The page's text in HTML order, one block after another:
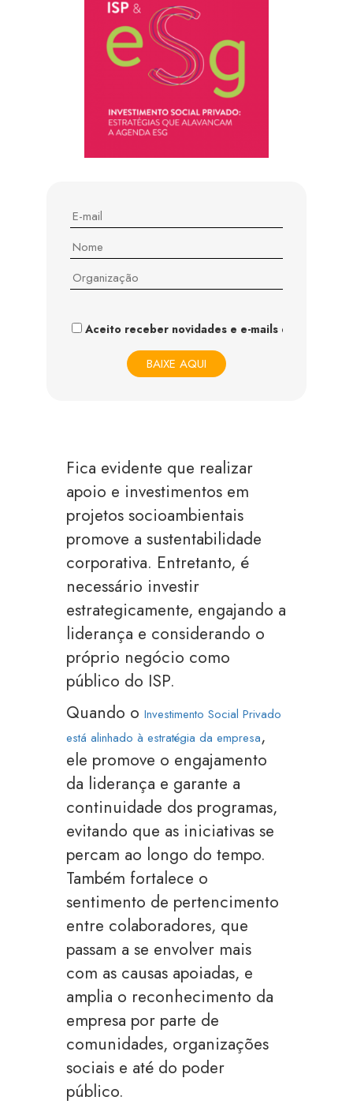
Aceito receber novidades e e-mails do IDIS
Fica evidente que realizar
apoio e investimentos em
projetos socioambientais
promove a sustentabilidade
corporativa. Entretanto, é
necessário investir
estrategicamente, engajando a
liderança e considerando o
próprio negócio como
público do ISP.
Quando oInvestimento Social Privado
está alinhado à estratégia da empresa,
ele promove o engajamento
da liderança e garante a
continuidade dos programas,
evitando que as iniciativas se
percam ao longo do tempo.
Também fortalece o
sentimento de pertencimento
entre colaboradores, que
passam a se envolver mais
com as causas apoiadas, e
amplia o reconhecimento da
empresa por parte de
comunidades, organizações
sociais e até do poder
público.